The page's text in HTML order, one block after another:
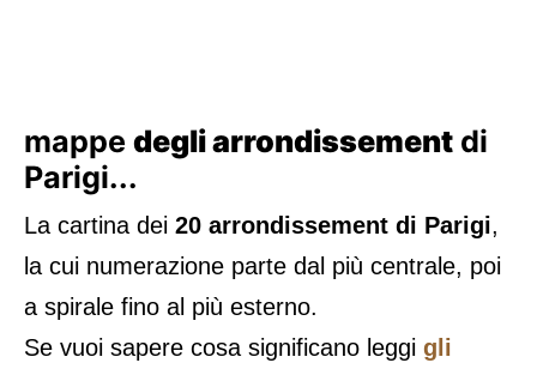
mappe degli arrondissement di
Parigi...
La cartina dei 20 arrondissement di Parigi,
la cui numerazione parte dal più centrale, poi
a spirale fino al più esterno.
Se vuoi sapere cosa significano leggi gli